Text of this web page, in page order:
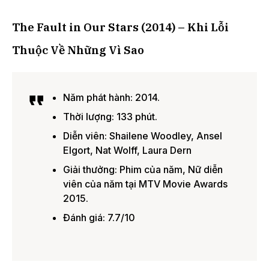
The Fault in Our Stars (2014) – Khi Lỗi
Thuộc Về Những Vì Sao
Năm phát hành: 2014.
Thời lượng: 133 phút.
Diễn viên: Shailene Woodley, Ansel
Elgort, Nat Wolff, Laura Dern
Giải thưởng: Phim của năm, Nữ diễn
viên của năm tại MTV Movie Awards
2015.
Đánh giá: 7.7/10